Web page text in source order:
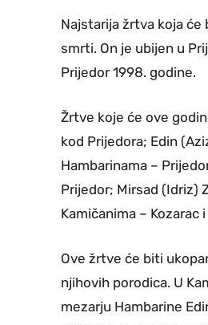
Najstarija žrtva koja će
smrti. On je ubijen u
Prijedor 1998. godine.
Žrtve koje će ove
kod Prijedora; Edin
Hambarinama –
Prijedor; Mirsad (Idriz)
Kamičanima – Kozarac
Ove žrtve će biti
njihovih porodica. U
mezarju Hambarine